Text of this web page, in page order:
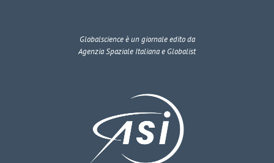
Globalscienceè un giornale edito da
Agenzia Spaziale Italiana e Globalist